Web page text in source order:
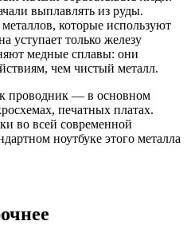
выплавлять из руды.
которые используют
уступает только железу
медные сплавы: они
чем чистый металл.
проводник — в основном
печатных платах.
во всей современной
ноутбуке этого металла